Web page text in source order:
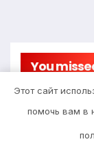
You
Этот сайт
помочь вам в